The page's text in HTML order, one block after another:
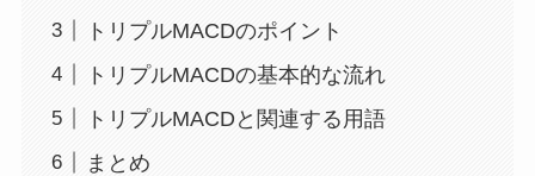
トリプルMACDのポイント
トリプルMACDの基本的な流れ
トリプルMACDと関連する用語
まとめ